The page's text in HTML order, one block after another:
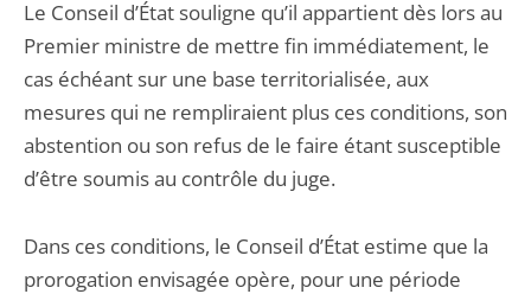
Le Conseil d’État souligne qu’il appartient dès lors au
Premier ministre de mettre fin immédiatement, le
cas échéant sur une base territorialisée, aux
mesures qui ne rempliraient plus ces conditions, son
abstention ou son refus de le faire étant susceptible
d’être soumis au contrôle du juge.
Dans ces conditions, le Conseil d’État estime que la
prorogation envisagée opère, pour une période